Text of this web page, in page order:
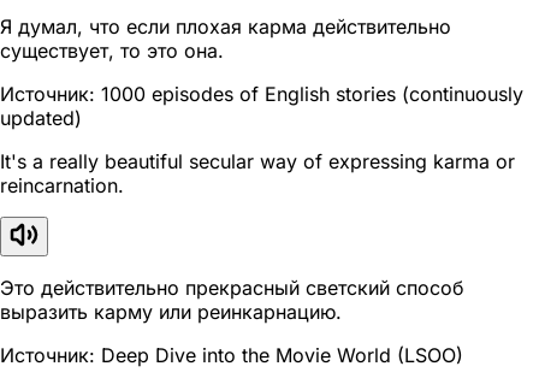
Я думал, что если плохая карма действительно
существует, то это она.
Источник: 1000 episodes of English stories (continuously
updated)
It's a really beautiful secular way of expressing karma or
reincarnation.
Это действительно прекрасный светский способ
выразить карму или реинкарнацию.
Источник: Deep Dive into the Movie World (LSOO)